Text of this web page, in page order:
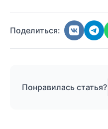
Поделиться:
Понравилась статья?